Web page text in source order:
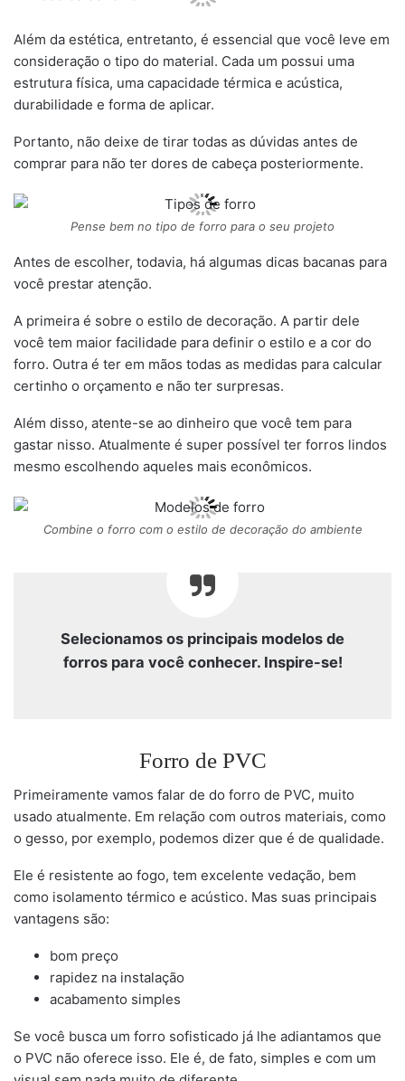
Além da estética, entretanto, é essencial que você leve em
consideração o tipo do material. Cada um possui uma
estrutura física, uma capacidade térmica e acústica,
durabilidade e forma de aplicar.
Portanto, não deixe de tirar todas as dúvidas antes de
comprar para não ter dores de cabeça posteriormente.
Pense bem no tipo de forro para o seu projeto
Antes de escolher, todavia, há algumas dicas bacanas para
você prestar atenção.
A primeira é sobre o estilo de decoração. A partir dele
você tem maior facilidade para definir o estilo e a cor do
forro. Outra é ter em mãos todas as medidas para calcular
certinho o orçamento e não ter surpresas.
Além disso, atente-se ao dinheiro que você tem para
gastar nisso. Atualmente é super possível ter forros lindos
mesmo escolhendo aqueles mais econômicos.
Combine o forro com o estilo de decoração do ambiente
Selecionamos os principais modelos de
forros para você conhecer. Inspire-se!
Forro de PVC
Primeiramente vamos falar de do forro de PVC, muito
usado atualmente. Em relação com outros materiais, como
o gesso, por exemplo, podemos dizer que é de qualidade.
Ele é resistente ao fogo, tem excelente vedação, bem
como isolamento térmico e acústico. Mas suas principais
vantagens são:
bom preço
rapidez na instalação
acabamento simples
Se você busca um forro sofisticado já lhe adiantamos que
o PVC não oferece isso. Ele é, de fato, simples e com um